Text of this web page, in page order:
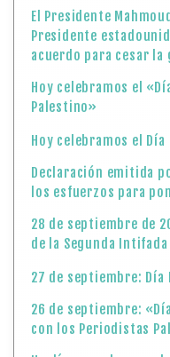
El Presidente
Presidente
acuerdo para cesar la
Hoy celebramos el
Palestino»
Hoy celebramos el
Declaración emitida
los esfuerzos para
28 de septiembre de
de la Segunda Intifada
27 de septiembre:
26 de septiembre:
con los Periodistas